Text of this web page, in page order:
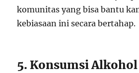
komunitas yang bisa bantu
kebiasaan ini secara bertahap.
5. Konsumsi